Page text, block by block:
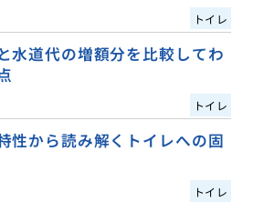
トイレ
水道代の増額分を比較してわ
トイレ
性から読み解くトイレへの固
トイレ